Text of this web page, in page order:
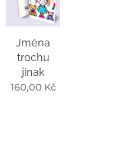
Jména
trochu
jinak
160,00 Kč